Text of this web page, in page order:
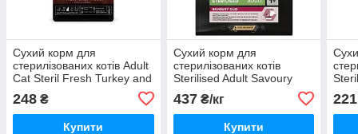
Сухий корм для
стерилізованих котів Adult
Cat Steril Fresh Turkey and
індички та качки 0,4 кг
Savory
248 ₴
Купити
Сухий корм для
стерилізованих котів
Sterilised Adult Savoury
Duo з тріскою та фореллю
Purina Ваговий ціна за 1 кг
437₴/кг
Купити
221